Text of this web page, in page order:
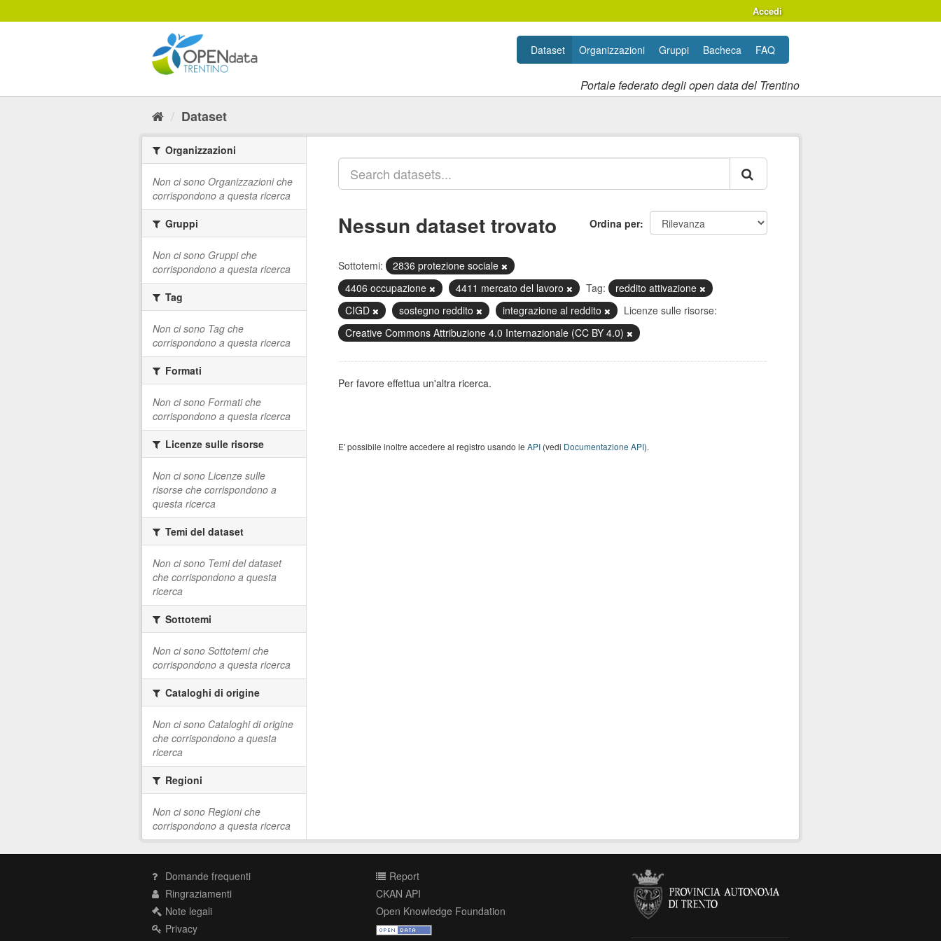
al
Accedi
Portale federato degli open data del Trentino
Dataset Organizzazioni Gruppi Bacheca FAQ
Dataset
Organizzazioni
Non ci sono Organizzazioni che
corrispondono a questa ricerca
Gruppi
Non ci sono Gruppi che
corrispondono a questa ricerca
Tag
Non ci sono Tag che
corrispondono a questa ricerca
Formati
Non ci sono Formati che
corrispondono a questa ricerca
Licenze sulle risorse
Non ci sono Licenze sulle
risorse che corrispondono a
questa ricerca
Temi del dataset
Non ci sono Temi del dataset
che corrispondono a questa
ricerca
Sottotemi
Non ci sono Sottotemi che
corrispondono a questa ricerca
Cataloghi di origine
Non ci sono Cataloghi di origine
che corrispondono a questa
ricerca
Regioni
Non ci sono Regioni che
corrispondono a questa ricerca
Ordina per
Nessun dataset trovato
Sottotemi:
2836 protezione sociale
4406 occupazione
4411 mercato del lavoro Tag:
reddito attivazione
CIGD
sostegno reddito integrazione al reddito
Licenze sulle risorse:
Creative Commons Attribuzione 4.0 Internazionale (CC BY 4.0)
Per favore effettua un'altra ricerca.
E' possibile inoltre accedere al registro usando le API(vedi Documentazione API).
Domande frequenti
Ringraziamenti
Note legali
Privacy
Report
CKAN API
Open Knowledge Foundation